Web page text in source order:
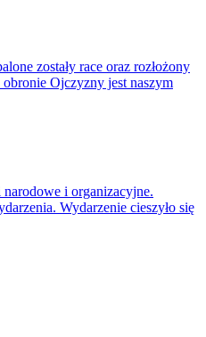
zostały race oraz rozłożony
Ojczyzny jest naszym
i organizacyjne.
Wydarzenie cieszyło się